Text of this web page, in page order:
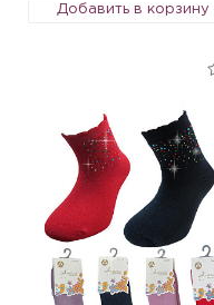
Добавить в корзину